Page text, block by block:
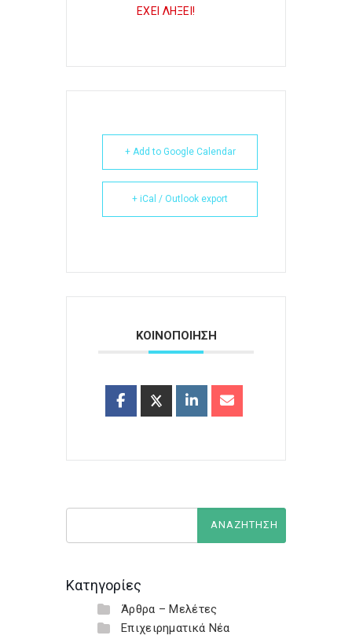
ΕΧΕΙ ΛΗΞΕΙ!
+ Add to Google Calendar
+ iCal / Outlook export
ΚΟΙΝΟΠΟΙΗΣΗ
Κατηγορίες
Άρθρα – Μελέτες
Επιχειρηματικά Νέα